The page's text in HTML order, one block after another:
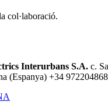
col·laboració.
Interurbans S.A. c.
(Espanya) +34 972204868